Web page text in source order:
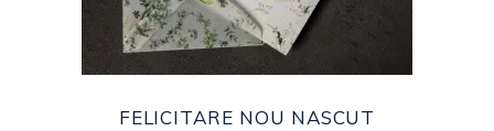
FELICITARE NOU NASCUT